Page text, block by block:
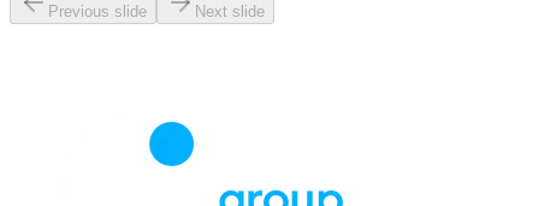
Previous slide Next slide